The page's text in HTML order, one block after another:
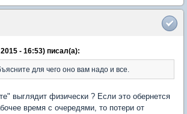
- 16:53) писал(а):
для чего оно вам надо и все.
выглядит физически ? Если это обернется
время с очередями, то потери от